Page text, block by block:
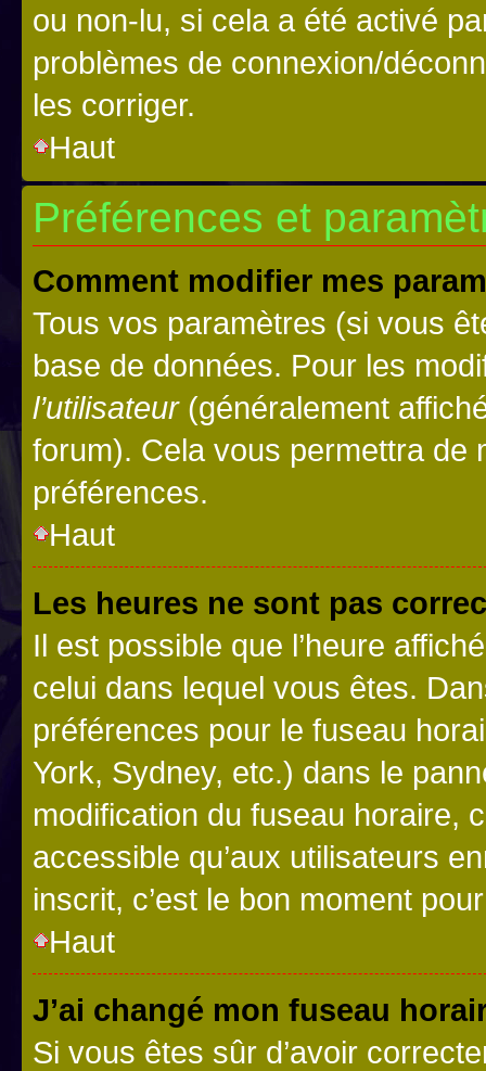
ou non-lu, si cela a été activé
problèmes de connexion/
les corriger.
Haut
Préférences et
Comment modifier mes
Tous vos paramètres (si vous
base de données. Pour les
l’utilisateur(généralement
forum). Cela vous permettra de
préférences.
Haut
Les heures ne sont pas
Il est possible que l’heure
celui dans lequel vous êtes.
préférences pour le fuseau
York, Sydney, etc.) dans le
modification du fuseau horaire,
accessible qu’aux utilisateurs
inscrit, c’est le bon moment
Haut
J’ai changé mon fuseau
Si vous êtes sûr d’avoir